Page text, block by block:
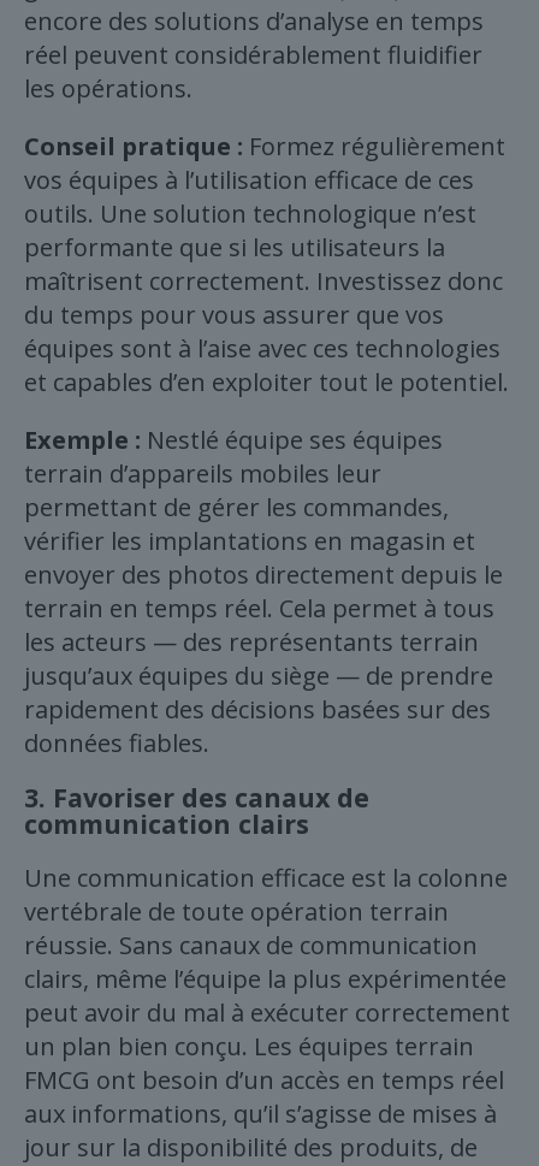
encore des solutions d’analyse en temps
réel peuvent considérablement fluidifier
les opérations.
Conseil pratique : Formez régulièrement
vos équipes à l’utilisation efficace de ces
outils. Une solution technologique n’est
performante que si les utilisateurs la
maîtrisent correctement. Investissez donc
du temps pour vous assurer que vos
équipes sont à l’aise avec ces technologies
et capables d’en exploiter tout le potentiel.
Exemple : Nestlé équipe ses équipes
terrain d’appareils mobiles leur
permettant de gérer les commandes,
vérifier les implantations en magasin et
envoyer des photos directement depuis le
terrain en temps réel. Cela permet à tous
les acteurs — des représentants terrain
jusqu’aux équipes du siège — de prendre
rapidement des décisions basées sur des
données fiables.
3. Favoriser des canaux de
communication clairs
Une communication efficace est la colonne
vertébrale de toute opération terrain
réussie. Sans canaux de communication
clairs, même l’équipe la plus expérimentée
peut avoir du mal à exécuter correctement
un plan bien conçu. Les équipes terrain
FMCG ont besoin d’un accès en temps réel
aux informations, qu’il s’agisse de mises à
jour sur la disponibilité des produits, de